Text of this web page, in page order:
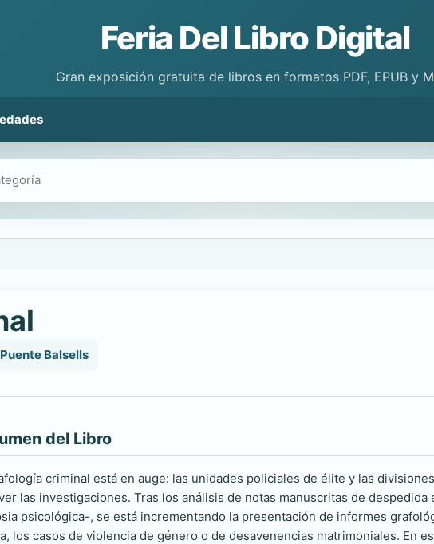
Feria Del Libro Digital
Gran exposición gratuita de libros en formatos PDF, EPUB y
Balsells
del Libro
criminal está en auge: las unidades policiales de élite y las
las investigaciones. Tras los análisis de notas manuscritas de
psicológica-, se está incrementando la presentación de informes
los casos de violencia de género o de desavenencias matrimoniales. En